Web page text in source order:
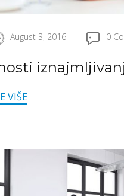
August 3, 2016 0
VIŠE